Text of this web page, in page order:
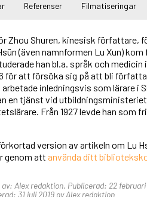
Referenser Filmatiseringar
Zhou Shuren, kinesisk författare,
(även namnformen Lu Xun)
han bl.a. språk och medicin
för att försöka sig på att bli
arbetade inledningsvis som lärare i
en tjänst vid
Från 1927 levde han som
version av artikeln om Lu
genom att använda ditt
Alex redaktion. Publicerad: 22
31 juli 2019 av Alex redaktion